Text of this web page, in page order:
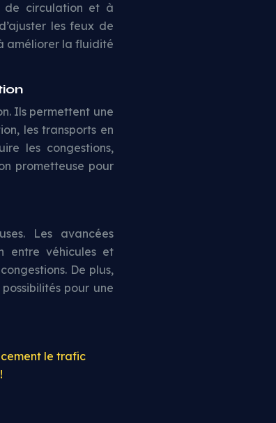
de circulation et à
les feux de
améliorer la fluidité
Ils permettent une
les transports en
les congestions,
prometteuse pour
Les avancées
entre véhicules et
De plus,
pour une
le trafic